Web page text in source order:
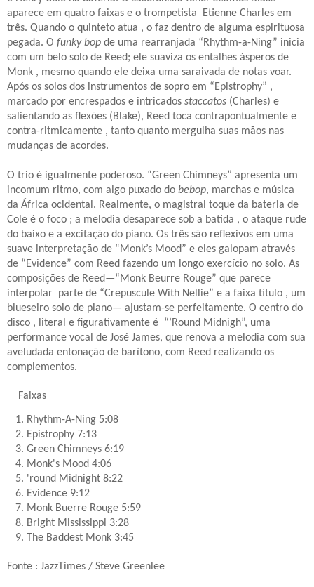
aparece em quatro faixas e o trompetista
Etienne Charles em
três. Quando o quinteto atua , o faz dentro de alguma espirituosa
pegada. O funky bop de uma rearranjada “Rhythm-a-Ning” inicia
com um belo solo de Reed; ele suaviza os entalhes ásperos de
Monk , mesmo quando ele deixa uma saraivada de notas voar.
Após os solos dos instrumentos de sopro em “Epistrophy” ,
marcado por encrespados e intricados staccatos (Charles) e
salientando as flexões (Blake), Reed toca contrapontualmente e
contra-ritmicamente , tanto quanto mergulha suas mãos nas
mudanças de acordes.
O trio é igualmente poderoso. “Green Chimneys” apresenta um
incomum ritmo, com algo puxado do bebop, marchas e música
da África ocidental. Realmente, o magistral toque da bateria de
Cole é o foco ; a melodia desaparece sob a batida , o ataque rude
do baixo e a excitação do piano. Os três são reflexivos em uma
suave interpretação de “Monk’s Mood” e eles galopam através
de “Evidence” com Reed fazendo um longo exercício no solo. As
composições de Reed—“Monk Beurre Rouge” que parece
interpolar parte de “Crepuscule With Nellie” e a faixa título , um
blueseiro solo de piano— ajustam-se perfeitamente. O centro do
disco , literal e figurativamente é “’Round Midnigh”, uma
performance vocal de José James, que renova a melodia com sua
aveludada entonação de barítono, com Reed realizando os
complementos.
Faixas
1. Rhythm-A-Ning 5:08
2. Epistrophy 7:13
3. Green Chimneys 6:19
4. Monk's Mood 4:06
5. 'round Midnight 8:22
6. Evidence 9:12
7. Monk Buerre Rouge 5:59
8. Bright Mississippi 3:28
9. The Baddest Monk 3:45
Fonte : JazzTimes / Steve Greenlee